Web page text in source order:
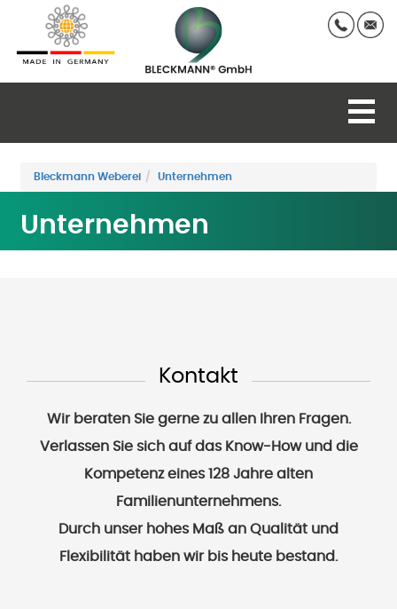
Bleckmann Weberei Unternehmen
Unternehmen
Kontakt
Wir beraten Sie gerne zu allen Ihren Fragen.
Verlassen Sie sich auf das Know-How und die
Kompetenz eines 128 Jahre alten
Familienunternehmens.
Durch unser hohes Maß an Qualität und
Flexibilität haben wir bis heute bestand.